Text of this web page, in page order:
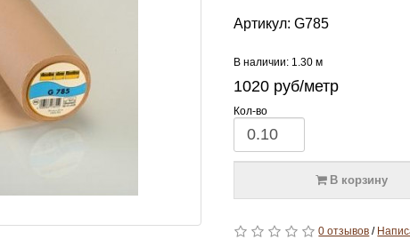
Артикул:G785
В наличии: 1.30 м
1020 руб/метр
Кол-во
В корзину
0 отзывов /